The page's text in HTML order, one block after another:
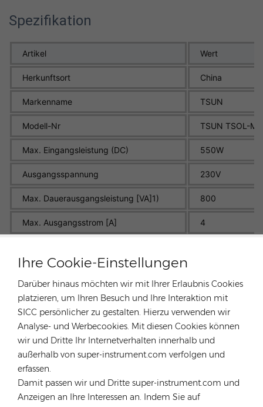
Ihre Cookie-Einstellungen
Darüber hinaus möchten wir mit Ihrer Erlaubnis Cookies
platzieren, um Ihren Besuch und Ihre Interaktion mit
SICC persönlicher zu gestalten. Hierzu verwenden wir
Analyse- und Werbecookies. Mit diesen Cookies können
wir und Dritte Ihr Internetverhalten innerhalb und
außerhalb von super-instrument.com verfolgen und
erfassen.
Damit passen wir und Dritte super-instrument.com und
Anzeigen an Ihre Interessen an. Indem Sie auf
Spezifikation
Artikel Wert
Herkunftsort China
Markenname TSUN
Modell-Nr TSUN TSOL-
Max. Eingangsleistung (DC) 550W
Ausgangsspannung 230V
Max. Dauerausgangsleistung [VA]1) 800
Max. Ausgangsstrom [A] 4
Größe
Typ DC/AC-
Wechselrichtereffizienz
Zertifikat CE
Garantie
Gewicht